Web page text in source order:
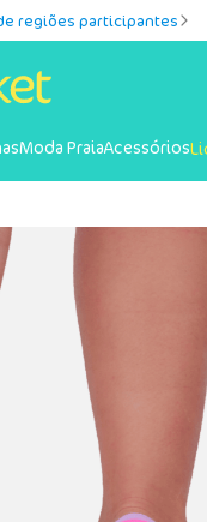
regiões participantes
Moda PraiaAcessórios